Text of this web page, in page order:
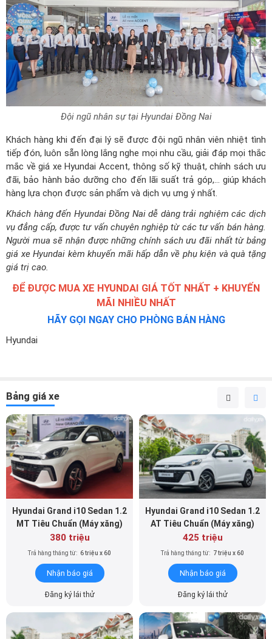
Đội ngũ nhân sự tại Hyundai Đồng Nai
Khách hàng khi đến đại lý sẽ được đội ngũ nhân viên nhiệt tình
tiếp đón, luôn sẵn lòng lắng nghe mọi nhu cầu, giải đáp mọi thắc
mắc về giá xe Hyundai Accent, thông số kỹ thuật, chính sách ưu
đãi, bảo hành bảo dưỡng cho đến lãi suất trả góp,... giúp khách
hàng lựa chọn được sản phẩm và dịch vụ ưng ý nhất.
Khách hàng đến Hyundai Đồng Nai dễ dàng trải nghiệm các dịch
vụ đẳng cấp, được tư vấn chuyên nghiệp từ các tư vấn bán hàng.
Người mua sẽ nhận được những chính sách ưu đãi nhất từ bảng
giá xe Hyundai kèm khuyến mãi hấp dẫn về phụ kiện và quà tặng
giá trị cao.
ĐỂ ĐƯỢC MUA XE HYUNDAI GIÁ TỐT NHẤT + KHUYẾN
MÃI NHIỀU NHẤT
HÃY GỌI NGAY CHO PHÒNG BÁN HÀNG
Hyundai
Bảng giá xe
Hyundai Grand i10 Sedan 1.2
MT Tiêu Chuẩn (Máy xăng)
380 triệu
Trả hàng tháng từ: 6 triệu x 60
Nhận báo giá
Đăng ký lái thử
Hyundai Grand i10 Sedan 1.2
AT Tiêu Chuẩn (Máy xăng)
425 triệu
Trả hàng tháng từ: 7 triệu x 60
Nhận báo giá
Đăng ký lái thử